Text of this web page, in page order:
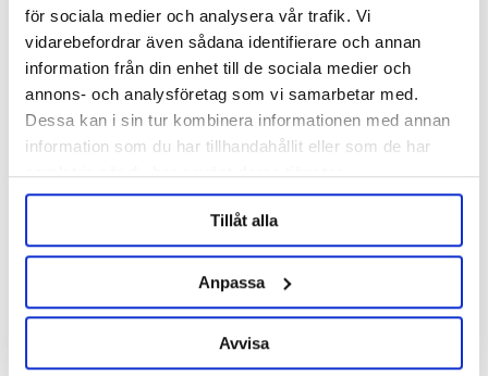
för sociala medier och analysera vår trafik. Vi
vidarebefordrar även sådana identifierare och annan
information från din enhet till de sociala medier och
annons- och analysföretag som vi samarbetar med.
Dessa kan i sin tur kombinera informationen med annan
information som du har tillhandahållit eller som de har
samlat in när du har använt deras tjänster.
Tillåt alla
Anpassa
Avvisa
BESTMALZ BESTMALZ
BEST Peated Ultra 80 ppm 10
kg